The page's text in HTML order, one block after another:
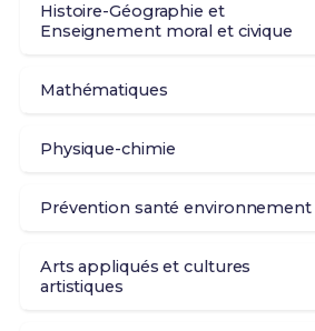
Histoire-Géographie et
Enseignement moral et civique
Mathématiques
Physique-chimie
Prévention santé environnement
Arts appliqués et cultures
artistiques